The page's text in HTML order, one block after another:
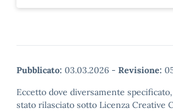
Pubblicato: 03.03.2026 - Revisione:
Eccetto dove diversamente
stato rilasciato sotto Licenza Creative